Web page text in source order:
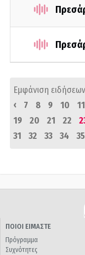
Εμφάνιση ειδήσεων
‹
7 8 9 10 11
19
20 21 22
31
32 33 34 35
ΠΟΙΟΙ ΕΙΜΑΣΤΕ
Πρόγραμμα
Συχνότητες